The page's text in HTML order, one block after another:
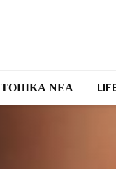
ΤΟΠΙΚΑ ΝΕΑ